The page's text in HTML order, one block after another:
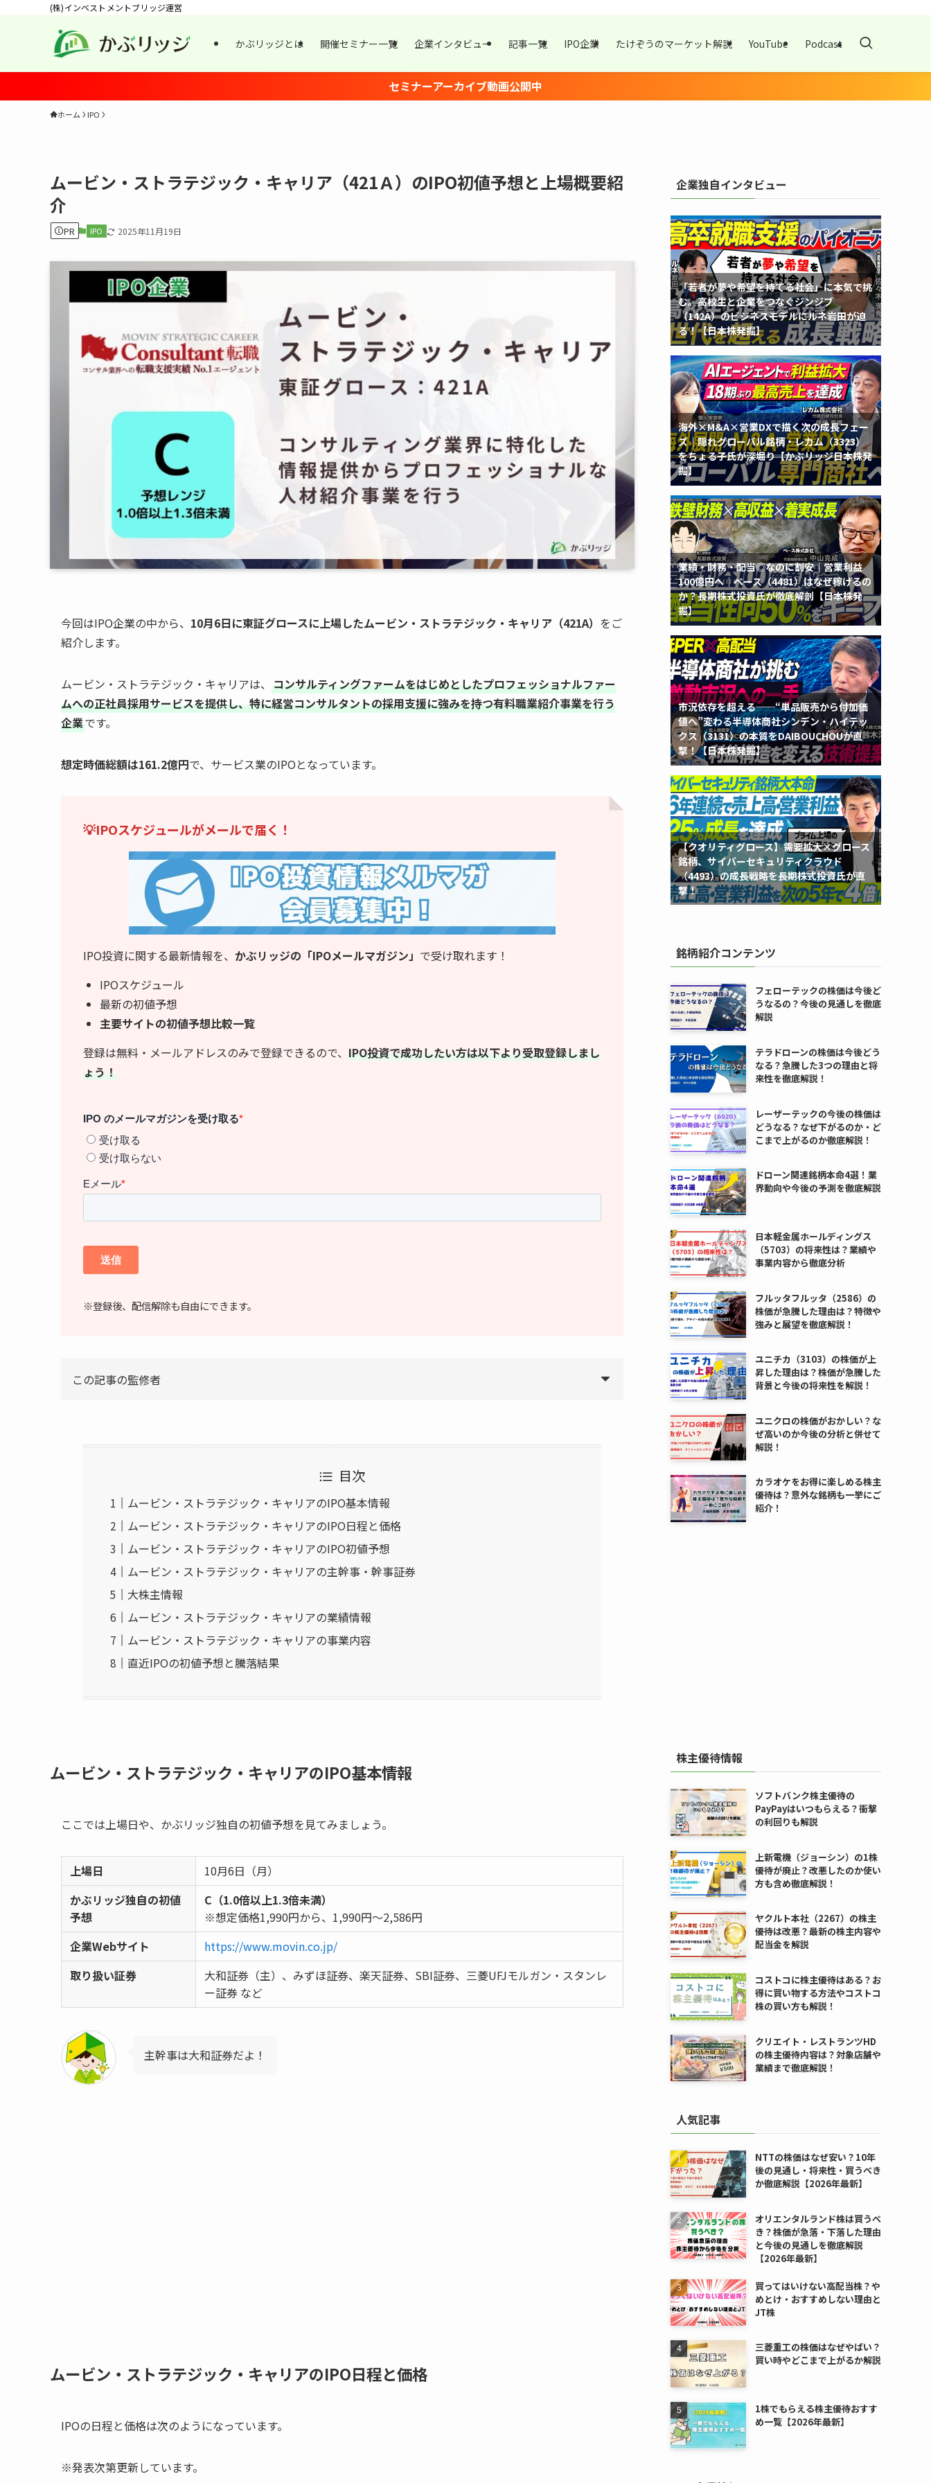
(株)インベストメントブリッジ運営
かぶリッジとは 開催セミナー一覧 企業インタビュー 記事一覧 IPO企業 たけぞうのマーケット解説 YouTube Podcast
セミナーアーカイブ動画公開中
ホーム IPO
ムービン・ストラテジック・キャリア（421Ａ）のIPO初値予想と上場概要紹
介
PR IPO 2025年11月19日
今回はIPO企業の中から、 10月6日に東証グロースに上場したムービン・ストラテジック・キャリア（421A） をご
紹介します。
ムービン・ストラテジック・キャリアは、 コンサルティングファームをはじめとしたプロフェッショナルファー
ムへの正社員採用サービスを提供し、特に経営コンサルタントの採用支援に強みを持つ有料職業紹介事業を行う
企業です。
想定時価総額は161.2億円で、サービス業のIPOとなっています。
💡IPOスケジュールがメールで届く！
IPO投資に関する最新情報を、 かぶリッジの「IPOメールマガジン」 で受け取れます！
IPOスケジュール
最新の初値予想
主要サイトの初値予想比較一覧
登録は無料・メールアドレスのみで登録できるので、 IPO投資で成功したい方は以下より受取登録しまし
ょう！
※登録後、配信解除も自由にできます。
この記事の監修者
目次
ムービン・ストラテジック・キャリアのIPO基本情報
ムービン・ストラテジック・キャリアのIPO日程と価格
ムービン・ストラテジック・キャリアのIPO初値予想
ムービン・ストラテジック・キャリアの主幹事・幹事証券
大株主情報
ムービン・ストラテジック・キャリアの業績情報
ムービン・ストラテジック・キャリアの事業内容
直近IPOの初値予想と騰落結果
ムービン・ストラテジック・キャリアのIPO基本情報
ここでは上場日や、かぶリッジ独自の初値予想を見てみましょう。
上場日
10月6日（月）
かぶリッジ独自の初値
予想
C（1.0倍以上1.3倍未満）
※想定価格1,990円から、1,990円～2,586円
企業Webサイト
https://www.movin.co.jp/
取り扱い証券
大和証券（主）、みずほ証券、楽天証券、SBI証券、三菱UFJモルガン・スタンレ
ー証券 など
主幹事は大和証券だよ！
ムービン・ストラテジック・キャリアのIPO日程と価格
IPOの日程と価格は次のようになっています。
※発表次第更新しています。
企業独自インタビュー
「若者が夢や希望を持てる社会」に本気で挑
む。高校生と企業をつなぐジンジブ
（142A）のビジネスモデルにルネ岩田が迫
る！【日本株発掘】
海外×M&A×営業DXで描く次の成長フェー
ズ｜隠れグローバル銘柄・レカム（3323）
をちょる子氏が深堀り【かぶリッジ日本株発
掘】
業績・財務・配当◎なのに割安｜営業利益
100億円へ｜ベース（4481）はなぜ稼げるの
か？長期株式投資氏が徹底解剖【日本株発
掘】
市況依存を超える──“単品販売から付加価
値へ”変わる半導体商社シンデン・ハイテッ
クス（3131）の本質をDAIBOUCHOUが直
撃！【日本株発掘】
【クオリティグロース】需要拡大×グロース
銘柄、サイバーセキュリティクラウド
（4493）の成長戦略を長期株式投資氏が直
撃！
銘柄紹介コンテンツ
フェローテックの株価は今後ど
うなるの？今後の見通しを徹底
解説
テラドローンの株価は今後どう
なる？急騰した3つの理由と将
来性を徹底解説！
レーザーテックの今後の株価は
どうなる？なぜ下がるのか・ど
こまで上がるのか徹底解説！
ドローン関連銘柄本命4選！業
界動向や今後の予測を徹底解説
日本軽金属ホールディングス
（5703）の将来性は？業績や
事業内容から徹底分析
フルッタフルッタ（2586）の
株価が急騰した理由は？特徴や
強みと展望を徹底解説！
ユニチカ（3103）の株価が上
昇した理由は？株価が急騰した
背景と今後の将来性を解説！
ユニクロの株価がおかしい？な
ぜ高いのか今後の分析と併せて
解説！
カラオケをお得に楽しめる株主
優待は？意外な銘柄も一挙にご
紹介！
株主優待情報
ソフトバンク株主優待の
PayPayはいつもらえる？衝撃
の利回りも解説
上新電機（ジョーシン）の1株
優待が廃止？改悪したのか使い
方も含め徹底解説！
ヤクルト本社（2267）の株主
優待は改悪？最新の株主内容や
配当金を解説
コストコに株主優待はある？お
得に買い物する方法やコストコ
株の買い方も解説！
クリエイト・レストランツHD
の株主優待内容は？対象店舗や
業績まで徹底解説！
人気記事
NTTの株価はなぜ安い？10年
後の見通し・将来性・買うべき
か徹底解説【2026年最新】
オリエンタルランド株は買うべ
き？株価が急落・下落した理由
と今後の見通しを徹底解説
【2026年最新】
買ってはいけない高配当株？や
めとけ・おすすめしない理由と
JT株
三菱重工の株価はなぜやばい？
買い時やどこまで上がるか解説
1株でもらえる株主優待おすす
め一覧【2026年最新】